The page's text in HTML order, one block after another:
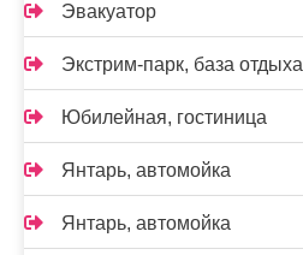
Эвакуатор
Экстрим-парк, база отдыха
Юбилейная, гостиница
Янтарь, автомойка
Янтарь, автомойка